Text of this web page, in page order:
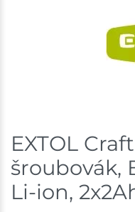
EXTOL
šroubovák,
Li-ion,